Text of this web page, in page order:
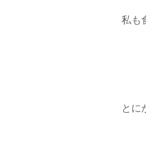
私も
とに